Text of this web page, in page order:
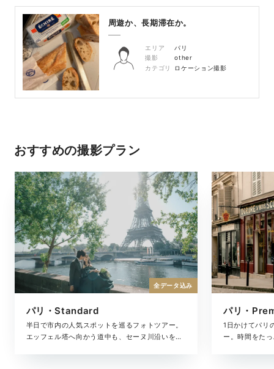
周遊か、長期滞在か。
エリア
パリ
撮影
other
カテゴリ
ロケーション撮影
おすすめの撮影プラン
パリ・Standard
半日で市内の人気スポットを巡るフォトツアー。
エッフェル塔へ向かう道中も、セーヌ川沿いを並
全データ込み
パリ・
1日かけてパリ
ー。時間をた